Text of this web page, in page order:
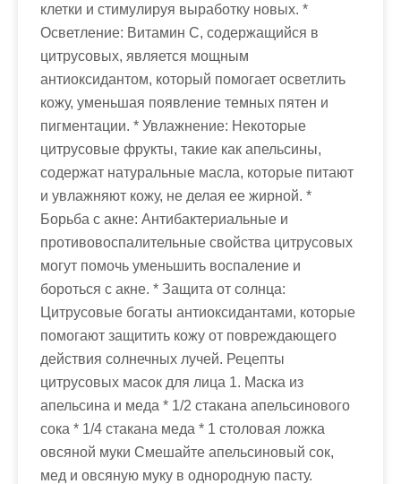
клетки и стимулируя выработку новых. *
Осветление: Витамин C, содержащийся в
цитрусовых, является мощным
антиоксидантом, который помогает осветлить
кожу, уменьшая появление темных пятен и
пигментации. * Увлажнение: Некоторые
цитрусовые фрукты, такие как апельсины,
содержат натуральные масла, которые питают
и увлажняют кожу, не делая ее жирной. *
Борьба с акне: Антибактериальные и
противовоспалительные свойства цитрусовых
могут помочь уменьшить воспаление и
бороться с акне. * Защита от солнца:
Цитрусовые богаты антиоксидантами, которые
помогают защитить кожу от повреждающего
действия солнечных лучей. Рецепты
цитрусовых масок для лица 1. Маска из
апельсина и меда * 1/2 стакана апельсинового
сока * 1/4 стакана меда * 1 столовая ложка
овсяной муки Смешайте апельсиновый сок,
мед и овсяную муку в однородную пасту.